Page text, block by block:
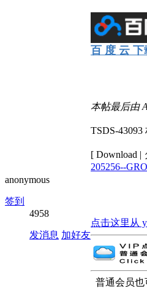
anonymous
签到
4958
发消息 加好友
百 度 云 下
本帖最后由
TSDS-
[ Download |
205256--
点击这里从
普通会员